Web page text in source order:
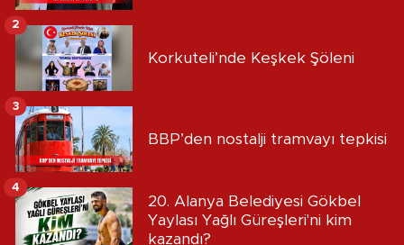
Korkuteli’nde Keşkek Şöleni
2
BBP’den nostalji tramvayı tepkisi
3
20. Alanya Belediyesi Gökbel
Yaylası Yağlı Güreşleri'ni kim
kazandı?
4